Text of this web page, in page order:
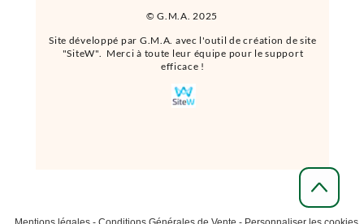
© G.M.A. 2025
Site développé par G.M.A. avec l'outil de création de site
"SiteW". Merci à toute leur équipe pour le support
efficace !